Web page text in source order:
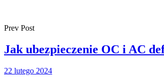
Prev Post
Jak ubezpieczenie OC i AC
22 lutego 2024